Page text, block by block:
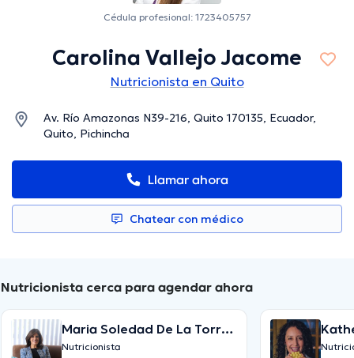
Cédula profesional: 1723405757
Carolina Vallejo Jacome
Nutricionista en Quito
Av. Río Amazonas N39-216, Quito 170135, Ecuador,
Quito, Pichincha
Llamar ahora
Chatear con médico
Nutricionista cerca para agendar ahora
Maria Soledad De La Torre
Espinosa
Nutricionista